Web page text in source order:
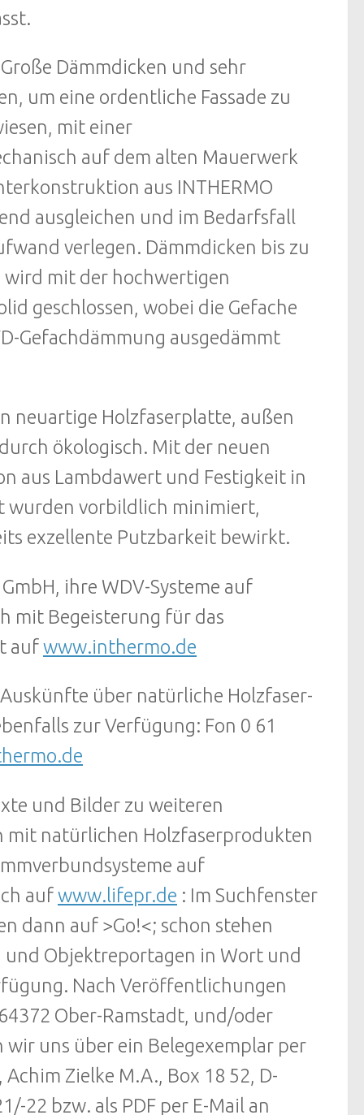
Dämmdicken und sehr
um eine ordentliche Fassade zu
mit einer
auf dem alten Mauerwerk
aus INTHERMO
ausgleichen und im Bedarfsfall
verlegen. Dämmdicken bis zu
wird mit der hochwertigen
geschlossen, wobei die Gefache
Gefachdämmung ausgedämmt
neuartige Holzfaserplatte, außen
ökologisch. Mit der neuen
aus Lambdawert und Festigkeit in
wurden vorbildlich minimiert,
exzellente Putzbarkeit bewirkt.
ihre WDV-Systeme auf
mit Begeisterung für das
aufwww.inthermo.de
über natürliche Holzfaser-
zur Verfügung: Fon 0 61
und Bilder zu weiteren
mit natürlichen Holzfaserprodukten
auf
aufwww.lifepr.de : Im Suchfenster
dann auf >Go!<; schon stehen
Objektreportagen in Wort und
Nach Veröffentlichungen
Ober-Ramstadt, und/oder
uns über ein Belegexemplar per
Zielke M.A., Box 18 52, D-
22 bzw. als PDF per E-Mail an